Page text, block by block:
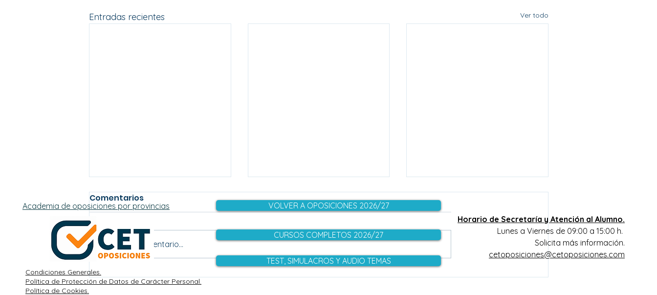
Entradas recientes Ver todo
Oposiciones del Estado:
plazas, plazos, tasas y
OPOSICIONES
OPOSICIONES SESCAM
Comentarios
Escribir un comentario...
Academia de oposiciones por provincias
Condiciones Generales.
Política de Protección de Datos de Carácter Personal.
Política de Cookies.
VOLVER A OPOSICIONES 2026/27
CURSOS COMPLETOS 2026/27
TEST, SIMULACROS Y AUDIO TEMAS
Horario de Secretaría y Atención al Alumno.
Lunes a Viernes de 09:00 a 15:00 h.
Solicita más información.
cetoposiciones@cetoposiciones.com